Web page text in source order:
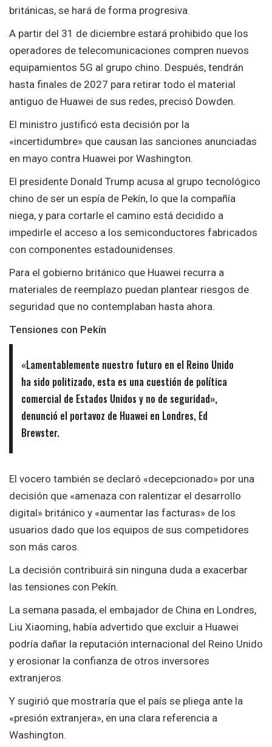
británicas, se hará de forma progresiva.
A partir del 31 de diciembre estará prohibido que los
operadores de telecomunicaciones compren nuevos
equipamientos 5G al grupo chino. Después, tendrán
hasta finales de 2027 para retirar todo el material
antiguo de Huawei de sus redes, precisó Dowden.
El ministro justificó esta decisión por la
«incertidumbre» que causan las sanciones anunciadas
en mayo contra Huawei por Washington.
El presidente Donald Trump acusa al grupo tecnológico
chino de ser un espía de Pekín, lo que la compañía
niega, y para cortarle el camino está decidido a
impedirle el acceso a los semiconductores fabricados
con componentes estadounidenses.
Para el gobierno británico que Huawei recurra a
materiales de reemplazo puedan plantear riesgos de
seguridad que no contemplaban hasta ahora.
Tensiones con Pekín
«Lamentablemente nuestro futuro en el Reino Unido
ha sido politizado, esta es una cuestión de política
comercial de Estados Unidos y no de seguridad»,
denunció el portavoz de Huawei en Londres, Ed
Brewster.
El vocero también se declaró «decepcionado» por una
decisión que «amenaza con ralentizar el desarrollo
digital» británico y «aumentar las facturas» de los
usuarios dado que los equipos de sus competidores
son más caros.
La decisión contribuirá sin ninguna duda a exacerbar
las tensiones con Pekín.
La semana pasada, el embajador de China en Londres,
Liu Xiaoming, había advertido que excluir a Huawei
podría dañar la reputación internacional del Reino Unido
y erosionar la confianza de otros inversores
extranjeros.
Y sugirió que mostraría que el país se pliega ante la
«presión extranjera», en una clara referencia a
Washington.